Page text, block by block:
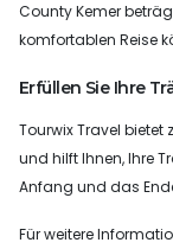
County Kemer
komfortablen Reise
Erfüllen Sie Ihre
Tourwix Travel
und hilft Ihnen, Ihre
Anfang und das
Für weitere